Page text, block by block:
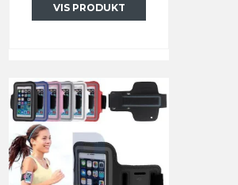
VIS PRODUKT